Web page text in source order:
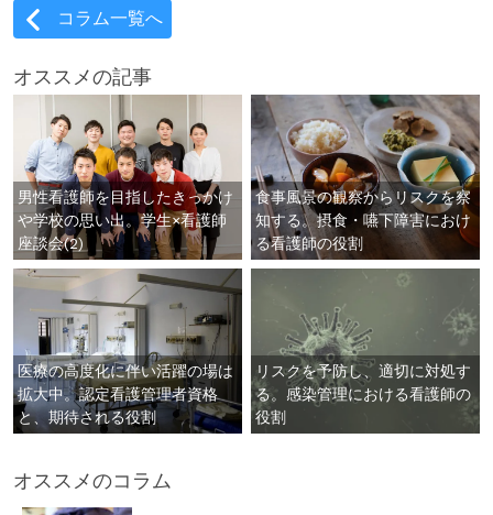
コラム一覧へ
オススメの記事
男性看護師を目指したきっかけ
や学校の思い出。学生×看護師
座談会(2)
食事風景の観察からリスクを察
知する。摂食・嚥下障害におけ
る看護師の役割
医療の高度化に伴い活躍の場は
拡大中。認定看護管理者資格
と、期待される役割
リスクを予防し、適切に対処す
る。感染管理における看護師の
役割
オススメのコラム